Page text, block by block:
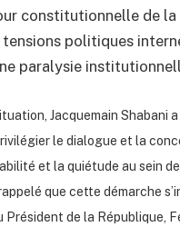
constitutionnelle de
politiques
paralysie
Jacquemain Shabani
le dialogue et la
et la quiétude au sein
que cette démarche
Président de la République,